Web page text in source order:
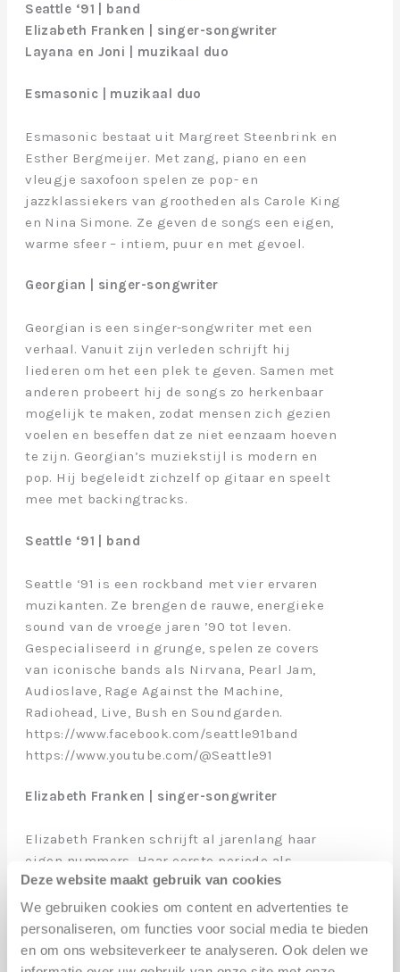
Deze website maakt gebruik van cookies
We gebruiken cookies om content en advertenties te
personaliseren, om functies voor social media te bieden
en om ons websiteverkeer te analyseren. Ook delen we
Seattle ‘91 | band
Elizabeth Franken | singer-songwriter
Layana en Joni | muzikaal duo
Esmasonic | muzikaal duo
Esmasonic bestaat uit Margreet Steenbrink en
Esther Bergmeijer. Met zang, piano en een
vleugje saxofoon spelen ze pop- en
jazzklassiekers van grootheden als Carole King
en Nina Simone. Ze geven de songs een eigen,
warme sfeer – intiem, puur en met gevoel.
Georgian | singer-songwriter
Georgian is een singer-songwriter met een
verhaal. Vanuit zijn verleden schrijft hij
liederen om het een plek te geven. Samen met
anderen probeert hij de songs zo herkenbaar
mogelijk te maken, zodat mensen zich gezien
voelen en beseffen dat ze niet eenzaam hoeven
te zijn. Georgian’s muziekstijl is modern en
pop. Hij begeleidt zichzelf op gitaar en speelt
mee met backingtracks.
Seattle ‘91 | band
Seattle ‘91 is een rockband met vier ervaren
muzikanten. Ze brengen de rauwe, energieke
sound van de vroege jaren ’90 tot leven.
Gespecialiseerd in grunge, spelen ze covers
van iconische bands als Nirvana, Pearl Jam,
Audioslave, Rage Against the Machine,
Radiohead, Live, Bush en Soundgarden.
https://www.facebook.com/seattle91band
https://www.youtube.com/@Seattle91
Elizabeth Franken | singer-songwriter
Elizabeth Franken schrijft al jarenlang haar
eigen nummers. Haar eerste periode als
songwriter begon in de jaren ’90, maar door
ziekte kwam dat stil te liggen. Enkele jaren
geleden pakte ze het weer op en bracht
sindsdien verschillende nummers uit op
Spotify, YouTube en andere kanalen. Haar